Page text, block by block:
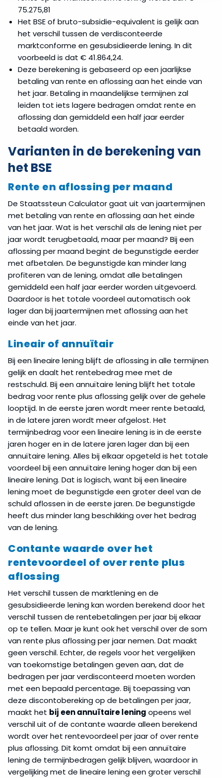
75.275,81
Het BSE of bruto-subsidie-equivalent is gelijk aan
het verschil tussen de verdisconteerde
marktconforme en gesubsidieerde lening. In dit
voorbeeld is dat € 41.864,24.
Deze berekening is gebaseerd op een jaarlijkse
betaling van rente en aflossing aan het einde van
het jaar. Betaling in maandelijkse termijnen zal
leiden tot iets lagere bedragen omdat rente en
aflossing dan gemiddeld een half jaar eerder
betaald worden.
Varianten in de berekening van
het BSE
Rente en aflossing per maand
De Staatssteun Calculator gaat uit van jaartermijnen
met betaling van rente en aflossing aan het einde
van het jaar. Wat is het verschil als de lening niet per
jaar wordt terugbetaald, maar per maand? Bij een
aflossing per maand begint de begunstigde eerder
met afbetalen. De begunstigde kan minder lang
profiteren van de lening, omdat alle betalingen
gemiddeld een half jaar eerder worden uitgevoerd.
Daardoor is het totale voordeel automatisch ook
lager dan bij jaartermijnen met aflossing aan het
einde van het jaar.
Lineair of annuïtair
Bij een lineaire lening blijft de aflossing in alle termijnen
gelijk en daalt het rentebedrag mee met de
restschuld. Bij een annuïtaire lening blijft het totale
bedrag voor rente plus aflossing gelijk over de gehele
looptijd. In de eerste jaren wordt meer rente betaald,
in de latere jaren wordt meer afgelost. Het
termijnbedrag voor een lineaire lening is in de eerste
jaren hoger en in de latere jaren lager dan bij een
annuïtaire lening. Alles bij elkaar opgeteld is het totale
voordeel bij een annuïtaire lening hoger dan bij een
lineaire lening. Dat is logisch, want bij een lineaire
lening moet de begunstigde een groter deel van de
schuld aflossen in de eerste jaren. De begunstigde
heeft dus minder lang beschikking over het bedrag
van de lening.
Contante waarde over het
rentevoordeel of over rente plus
aflossing
Het verschil tussen de marktlening en de
gesubsidieerde lening kan worden berekend door het
verschil tussen de rentebetalingen per jaar bij elkaar
op te tellen. Maar je kunt ook het verschil over de som
van rente plus aflossing per jaar nemen. Dat maakt
geen verschil. Echter, de regels voor het vergelijken
van toekomstige betalingen geven aan, dat de
bedragen per jaar verdisconteerd moeten worden
met een bepaald percentage. Bij toepassing van
deze discontobereking op de betalingen per jaar,
maakt het bij een annuïtaire lening opeens wel
verschil uit of de contante waarde alleen berekend
wordt over het rentevoordeel per jaar of over rente
plus aflossing. Dit komt omdat bij een annuïtaire
lening de termijnbedragen gelijk blijven, waardoor in
vergelijking met de lineaire lening een groter verschil